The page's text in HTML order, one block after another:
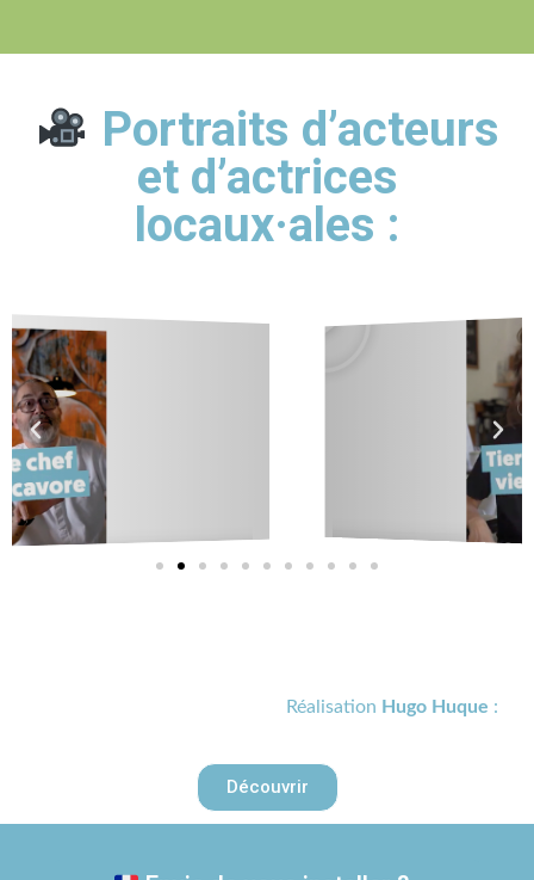
Portraits d’acteurs
et d’actrices
locaux·ales :
Réalisation Hugo Huque :
Découvrir